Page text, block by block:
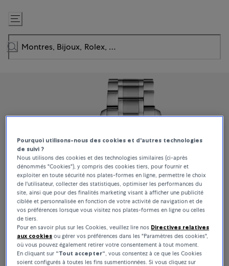
Passer
au
contenu
Pourquoi utilisons-nous des cookies et d'autres technologies
de suivi ?
Nous utilisons des cookies et des technologies similaires (ci-après
dénommés "Cookies"), y compris des cookies tiers, pour fournir et
exploiter en toute sécurité nos plates-formes en ligne, permettre le choix
de l'utilisateur, collecter des statistiques, optimiser les performances du
site, ainsi que pour des finalités marketing visant à afficher une publicité
ciblée et personnalisée en fonction de votre activité de navigation et de
vos préférences lorsque vous visitez nos plates-formes en ligne ou celles
de tiers.
Pour en savoir plus sur les Cookies, veuillez lire nos Directives relatives
aux cookies ou gérer vos préférences dans les "Paramètres des cookies",
où vous pouvez également retirer votre consentement à tout moment.
En cliquant sur “Tout accepter“, vous consentez à ce que les Cookies
soient configurés à toutes les fins susmentionnées. Si vous cliquez sur